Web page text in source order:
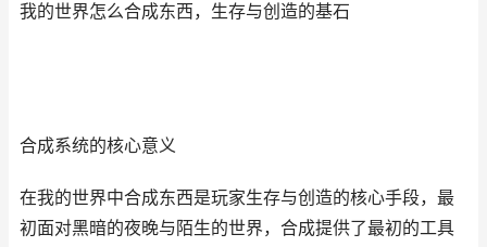
我的世界怎么合成东西，生存与创造的基石
合成系统的核心意义
在我的世界中合成东西是玩家生存与创造的核心手段，最
初面对黑暗的夜晚与陌生的世界，合成提供了最初的工具